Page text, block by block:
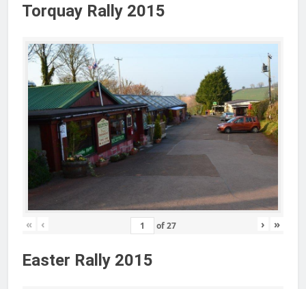
Torquay Rally 2015
« ‹ of27 › »
Easter Rally 2015